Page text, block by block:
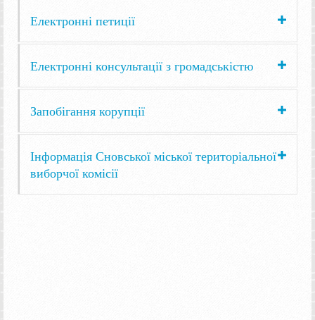
Електронні петиції
Електронні консультації з громадськістю
Запобігання корупції
Інформація Сновської міської територіальної
виборчої комісії